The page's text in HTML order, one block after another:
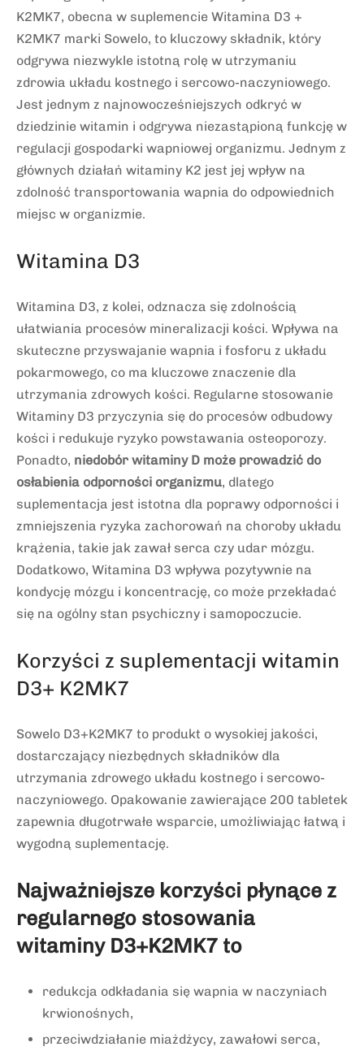
K2MK7, obecna w suplemencie Witamina D3 +
K2MK7 marki Sowelo, to kluczowy składnik, który
odgrywa niezwykle istotną rolę w utrzymaniu
zdrowia układu kostnego i sercowo-naczyniowego.
Jest jednym z najnowocześniejszych odkryć w
dziedzinie witamin i odgrywa niezastąpioną funkcję w
regulacji gospodarki wapniowej organizmu. Jednym z
głównych działań witaminy K2 jest jej wpływ na
zdolność transportowania wapnia do odpowiednich
miejsc w organizmie.
Witamina D3
Witamina D3, z kolei, odznacza się zdolnością
ułatwiania procesów mineralizacji kości. Wpływa na
skuteczne przyswajanie wapnia i fosforu z układu
pokarmowego, co ma kluczowe znaczenie dla
utrzymania zdrowych kości. Regularne stosowanie
Witaminy D3 przyczynia się do procesów odbudowy
kości i redukuje ryzyko powstawania osteoporozy.
Ponadto, niedobór witaminy D może prowadzić do
osłabienia odporności organizmu, dlatego
suplementacja jest istotna dla poprawy odporności i
zmniejszenia ryzyka zachorowań na choroby układu
krążenia, takie jak zawał serca czy udar mózgu.
Dodatkowo, Witamina D3 wpływa pozytywnie na
kondycję mózgu i koncentrację, co może przekładać
się na ogólny stan psychiczny i samopoczucie.
Korzyści z suplementacji witamin
D3+ K2MK7
Sowelo D3+K2MK7 to produkt o wysokiej jakości,
dostarczający niezbędnych składników dla
utrzymania zdrowego układu kostnego i sercowo-
naczyniowego. Opakowanie zawierające 200 tabletek
zapewnia długotrwałe wsparcie, umożliwiając łatwą i
wygodną suplementację.
Najważniejsze korzyści płynące z
regularnego stosowania
witaminy D3+K2MK7 to
redukcja odkładania się wapnia w naczyniach
krwionośnych,
przeciwdziałanie miażdżycy, zawałowi serca,